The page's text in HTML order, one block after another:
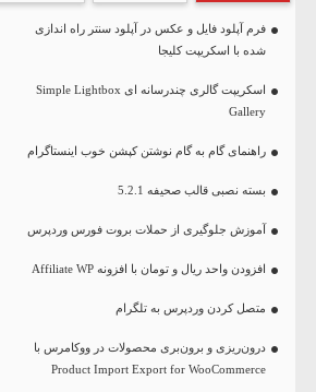
فرم آپلود فایل و عکس در آپلود سنتر راه اندازی
شده با اسکریپت کلیجا
اسکریپت گالری چندرسانه ای Simple Lightbox
Gallery
راهنمای گام به گام نوشتن کپشن خوب اینستاگرام
بسته نصبی قالب صحیفه 5.2.1
آموزش جلوگیری از حملات بروت فورس وردپرس
افزودن واحد ریال و تومان با افزونه Affiliate WP
متصل کردن وردپرس به تلگرام
درون‌ریزی و برون‌بری محصولات در ووکامرس با
Product Import Export for WooCommerce